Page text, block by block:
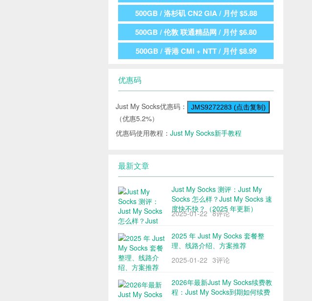
500GB / 洛杉矶 CN2 GIA / 月付 $5.88
500GB / 伦敦 联通精品网 / 月付 $6.80
500GB / 香港 CMI + NTT / 月付 $8.99
优惠码
Just My Socks优惠码： JMS9272283 (点击复制)
（优惠5.2%）
优惠码使用教程： Just My Socks新手教程
最新文章
Just My Socks 测评：Just My
Socks 怎么样？Just My Socks 速
度快不快？（2025 年更新）
2025-01-22 8评论
2025 年 Just My Socks 套餐整
理、线路介绍、方案推荐
2025-01-22 3评论
2026年最新Just My Socks续费教
程：Just My Socks到期如何续费